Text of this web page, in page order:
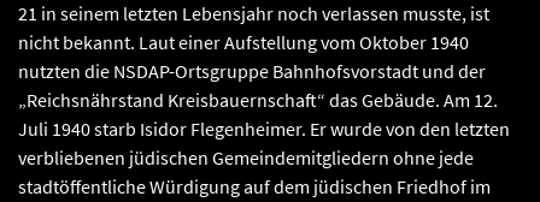
21 in seinem letzten Lebensjahr noch verlassen musste, ist
nicht bekannt. Laut einer Aufstellung vom Oktober 1940
nutzten die NSDAP-Ortsgruppe Bahnhofsvorstadt und der
„Reichsnährstand Kreisbauernschaft“ das Gebäude. Am 12.
Juli 1940 starb Isidor Flegenheimer. Er wurde von den letzten
verbliebenen jüdischen Gemeindemitgliedern ohne jede
stadtöffentliche Würdigung auf dem jüdischen Friedhof im